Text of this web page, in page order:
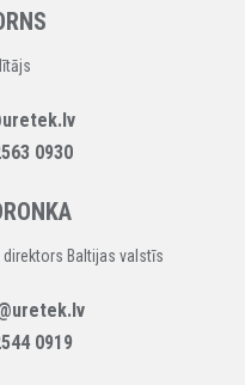
0930
direktors Baltijas valstīs
0919